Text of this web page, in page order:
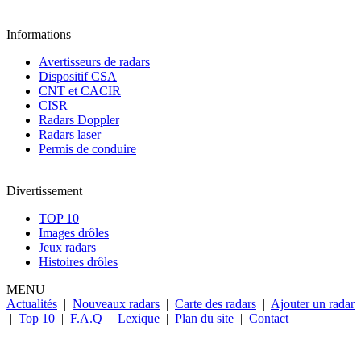
Informations
Avertisseurs de radars
Dispositif CSA
CNT et CACIR
CISR
Radars Doppler
Radars laser
Permis de conduire
Divertissement
TOP 10
Images drôles
Jeux radars
Histoires drôles
MENU
Actualités | Nouveaux radars | Carte des radars | Ajouter un radar
| Top 10 | F.A.Q | Lexique | Plan du site | Contact